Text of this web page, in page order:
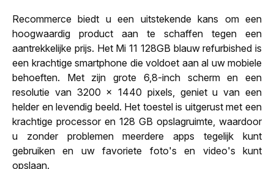
Recommerce biedt u een uitstekende kans om een
hoogwaardig product aan te schaffen tegen een
aantrekkelijke prijs. Het Mi 11 128GB blauw refurbished is
een krachtige smartphone die voldoet aan al uw mobiele
behoeften. Met zijn grote 6,8-inch scherm en een
resolutie van 3200 x 1440 pixels, geniet u van een
helder en levendig beeld. Het toestel is uitgerust met een
krachtige processor en 128 GB opslagruimte, waardoor
u zonder problemen meerdere apps tegelijk kunt
gebruiken en uw favoriete foto's en video's kunt
opslaan.